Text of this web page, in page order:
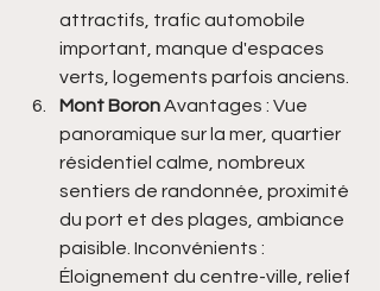
attractifs, trafic automobile
important, manque d'espaces
verts, logements parfois anciens.
Mont Boron Avantages : Vue
panoramique sur la mer, quartier
résidentiel calme, nombreux
sentiers de randonnée, proximité
du port et des plages, ambiance
paisible. Inconvénients :
Éloignement du centre-ville, relief